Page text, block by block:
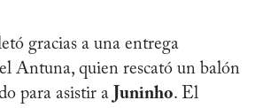
gracias a una entrega
Antuna, quien rescató un balón
para asistir a Juninho. El